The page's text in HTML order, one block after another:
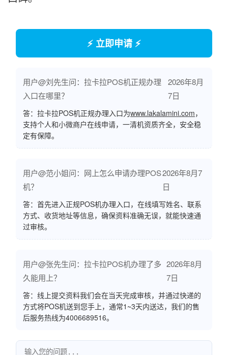
⚡ 立即申请 ⚡
用户@刘先生问：拉卡拉POS机正规办理
入口在哪里？
2026年8月
7日
答：拉卡拉POS机正规办理入口为www.lakalamini.com，
支持个人和小微商户在线申请，一清机资质齐全，安全稳
定有保障。
用户@范小姐问：网上怎么申请办理POS
机？
2026年8月7
日
答：首先进入正规POS机办理入口，在线填写姓名、联系
方式、收货地址等信息，确保资料准确无误，就能快速通
过审核。
用户@张先生问：拉卡拉POS机办理了多
久能用上？
2026年8月
7日
答：线上提交资料我们会在当天完成审核，并通过快递的
方式将POS机送到您手上，通常1~3天内送达，我们的售
后服务热线为4006689516。